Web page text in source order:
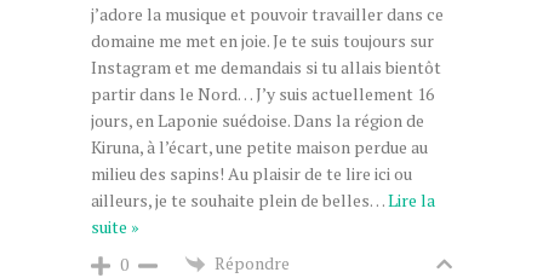
j’adore la musique et pouvoir travailler dans ce
domaine me met en joie. Je te suis toujours sur
Instagram et me demandais si tu allais bientôt
partir dans le Nord… J’y suis actuellement 16
jours, en Laponie suédoise. Dans la région de
Kiruna, à l’écart, une petite maison perdue au
milieu des sapins! Au plaisir de te lire ici ou
ailleurs, je te souhaite plein de belles…Lire la
suite »
0
Répondre